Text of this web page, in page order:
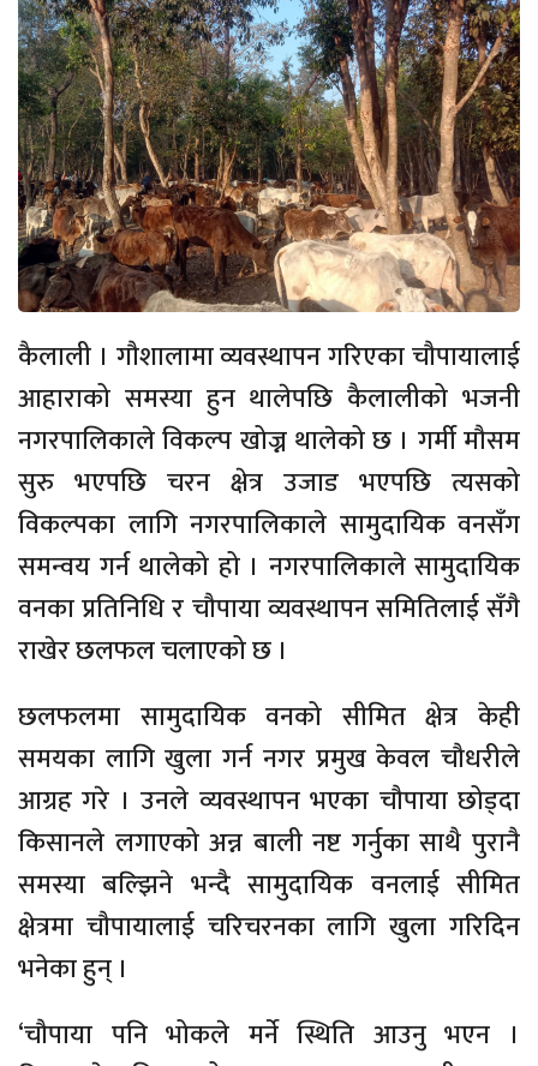
कैलाली । गौशालामा व्यवस्थापन गरिएका चौपायालाई
आहाराको समस्या हुन थालेपछि कैलालीको भजनी
नगरपालिकाले विकल्प खोज्न थालेको छ । गर्मी मौसम
सुरु भएपछि चरन क्षेत्र उजाड भएपछि त्यसको
विकल्पका लागि नगरपालिकाले सामुदायिक वनसँग
समन्वय गर्न थालेको हो । नगरपालिकाले सामुदायिक
वनका प्रतिनिधि र चौपाया व्यवस्थापन समितिलाई सँगै
राखेर छलफल चलाएको छ ।
छलफलमा सामुदायिक वनको सीमित क्षेत्र केही
समयका लागि खुला गर्न नगर प्रमुख केवल चौधरीले
आग्रह गरे । उनले व्यवस्थापन भएका चौपाया छोड्दा
किसानले लगाएको अन्न बाली नष्ट गर्नुका साथै पुरानै
समस्या बल्झिने भन्दै सामुदायिक वनलाई सीमित
क्षेत्रमा चौपायालाई चरिचरनका लागि खुला गरिदिन
भनेका हुन् ।
‘चौपाया पनि भोकले मर्ने स्थिति आउनु भएन ।